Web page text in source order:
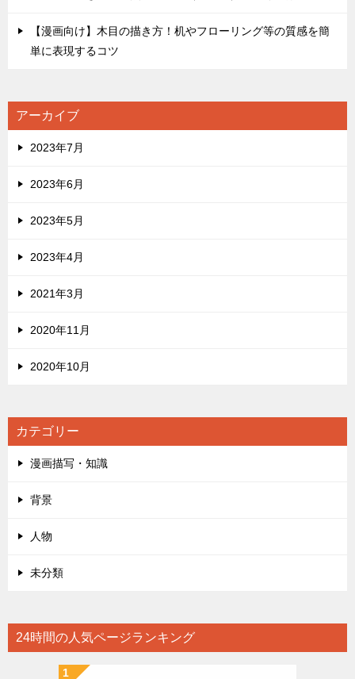
【漫画向け】木目の描き方！机やフローリング等の質感を簡
単に表現するコツ
アーカイブ
2023年7月
2023年6月
2023年5月
2023年4月
2021年3月
2020年11月
2020年10月
カテゴリー
漫画描写・知識
背景
人物
未分類
24時間の人気ページランキング